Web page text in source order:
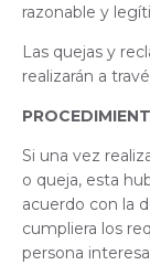
razonable y
Las quejas y
realizarán a
Si una vez
o queja, esta
acuerdo con la
cumpliera los
persona